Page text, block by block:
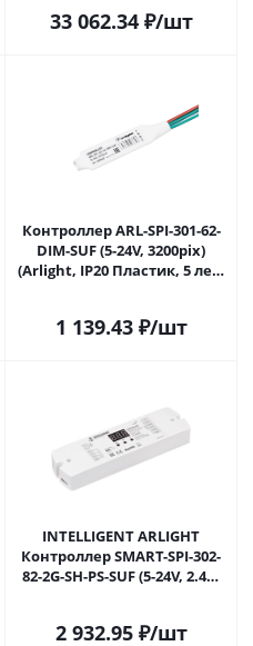
33 062.34₽/шт
Контроллер ARL-SPI-301-62-
DIM-SUF (5-24V, 3200pix)
(Arlight, IP20 Пластик, 5 лет)
1 139.43₽/шт
INTELLIGENT ARLIGHT
Контроллер SMART-SPI-302-
82-2G-SH-PS-SUF (5-24V, 2.4G)
2 932.95₽/шт